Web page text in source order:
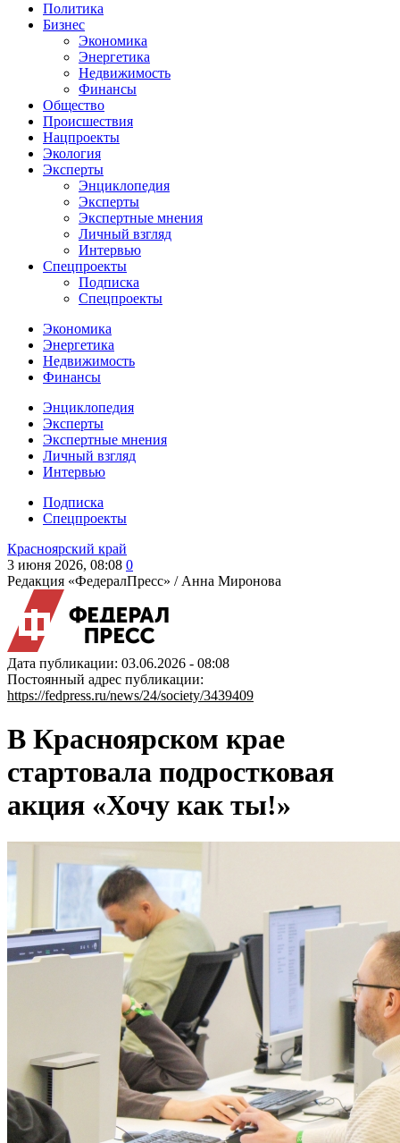
Политика
Бизнес
Экономика
Энергетика
Недвижимость
Финансы
Общество
Происшествия
Нацпроекты
Экология
Эксперты
Энциклопедия
Эксперты
Экспертные мнения
Личный взгляд
Интервью
Спецпроекты
Подписка
Спецпроекты
Экономика
Энергетика
Недвижимость
Финансы
Энциклопедия
Эксперты
Экспертные мнения
Личный взгляд
Интервью
Подписка
Спецпроекты
Красноярский край
3 июня 2026, 08:08 0
Редакция «ФедералПресс» / Анна Миронова
Дата публикации: 03.06.2026 - 08:08
Постоянный адрес публикации:
https://fedpress.ru/news/24/society/3439409
В Красноярском крае
стартовала подростковая
акция «Хочу как ты!»